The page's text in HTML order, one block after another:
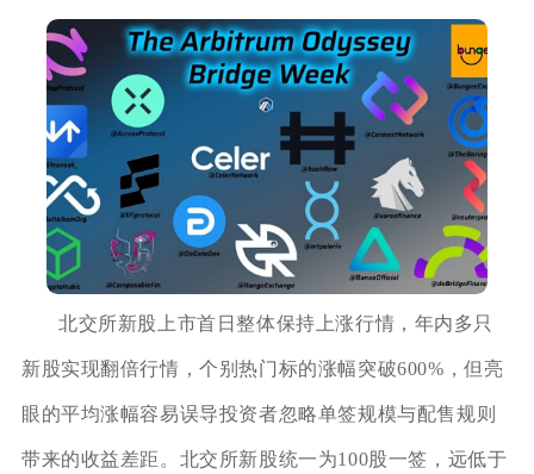
北交所新股上市首日整体保持上涨行情，年内多只
新股实现翻倍行情，个别热门标的涨幅突破600%，但亮
眼的平均涨幅容易误导投资者忽略单签规模与配售规则
带来的收益差距。北交所新股统一为100股一签，远低于